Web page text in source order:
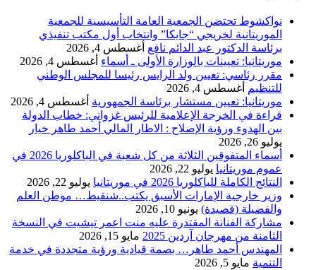
نواكشوط تحتضن الجمعية العامة التأسيسية للجمعية
الموريتانية لخريجي “جايكا” وانتخاب أول مكتب تنفيذي
برئاسة الدكتور عبد الدائم نافع أغسطس 4, 2026
موريتانيا: تعيينات بالوزارة الأولى ـ أسماء أغسطس 4, 2026
مقرر رئاسي: تعيين ولد الرايس رئيسا للمجلس الوطني
للتنظيم أغسطس 4, 2026
موريتانيا: تعيين مستشار برئاسة الجمهورية أغسطس 4, 2026
قراءة في الخرجة الإعلامية للرئيس غزواني: خطاب الدولة
بين الهدوء ورؤية الإصلاح : الاطار المالي أحمد طاهر خيار
يوليو 26, 2026
أسماء المتفوقين الثلاثة من كل شعبة في الباكلوريا 2026 في
عموم موريتانيا يوليو 22, 2026
النتائج الكاملة للباكلوريا 2026 في موريتانيا
يوليو 22, 2026
وزير خارجية الإمارات الأسبق يكتب..شنقيط… موطن العلم
والفضيلة (قصيدة) يونيو 10, 2026
مشاركة الفنانة المقتدرة عليه منت اعمر تيشيت في النسخة
الثامنة من مهرجان آردين 2025
مايو 15, 2026
المهندس أحمد طاهر… بصمة قيادية ورؤية متجددة في خدمة
التنمية مايو 5, 2026